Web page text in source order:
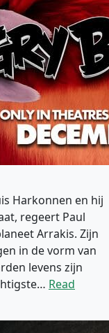
Harkonnen en hij
regeert Paul
Arrakis. Zijn
in de vorm van
levens zijn
Read